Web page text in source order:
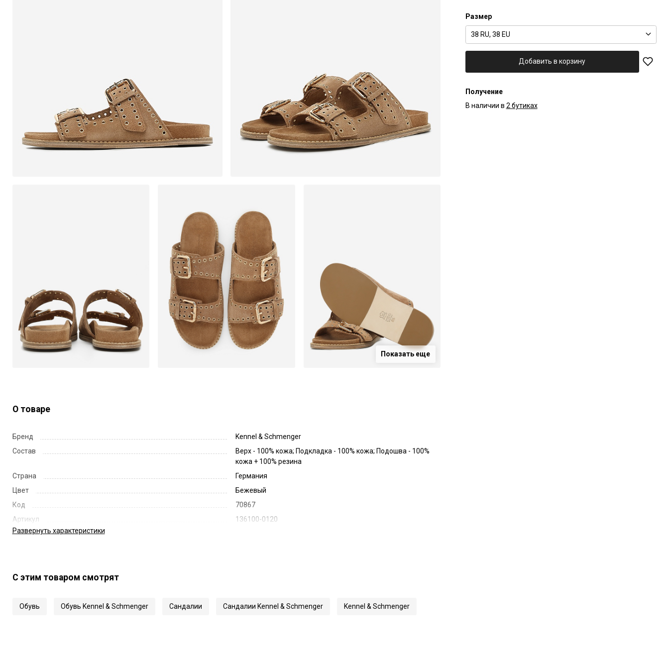
Показать еще
Размер
38 RU, 38 EU
Добавить в корзину
Получение
В наличии в 2 бутиках
О товаре
Бренд
Kennel & Schmenger
Состав
Верх - 100% кожа; Подкладка - 100% кожа; Подошва - 100%
кожа + 100% резина
Страна
Германия
Цвет
Бежевый
Код
70867
Артикул
136100-0120
Развернуть характеристики
С этим товаром смотрят
Обувь Обувь Kennel & Schmenger Сандалии Сандалии Kennel & Schmenger Kennel & Schmenger